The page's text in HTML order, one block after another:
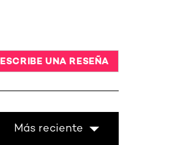
ESCRIBE UNA RESEÑA
Más reciente